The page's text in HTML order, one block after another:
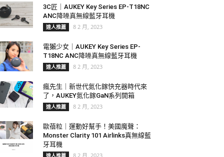
3C匠｜AUKEY Key Series EP-T18NC
ANC降噪真無線藍牙耳機
達人推薦 8 2 月, 2023
電獺少女｜AUKEY Key Series EP-
T18NC ANC降噪真無線藍牙耳機
達人推薦 8 2 月, 2023
瘋先生｜新世代氮化鎵快充器時代來
了，AUKEY氮化鎵GaN系列開箱
達人推薦 8 2 月, 2023
歐蓓粒｜運動好幫手！美國魔聲：
Monster Clarity 101 Airlinks真無線藍
牙耳機
達人推薦 8 2 月, 2023